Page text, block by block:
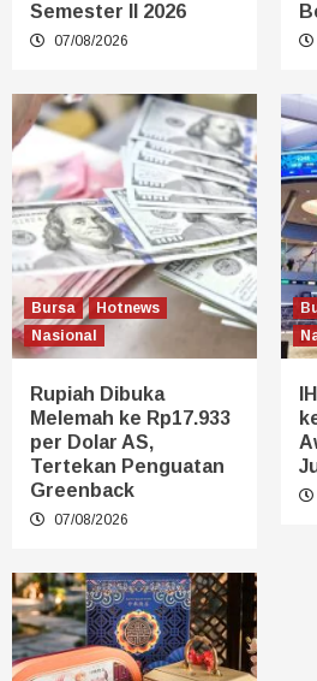
Semester II 2026
07/08/2026
Bursa
Hotnews
Nasional
Rupiah Dibuka
Melemah ke Rp17.933
per Dolar AS,
Tertekan Penguatan
Greenback
07/08/2026